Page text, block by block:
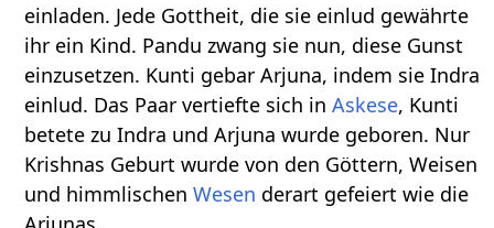
einladen. Jede Gottheit, die sie einlud gewährte
ihr ein Kind. Pandu zwang sie nun, diese Gunst
einzusetzen. Kunti gebar Arjuna, indem sie Indra
einlud. Das Paar vertiefte sich inAskese, Kunti
betete zu Indra und Arjuna wurde geboren. Nur
Krishnas Geburt wurde von den Göttern, Weisen
und himmlischenWesen derart gefeiert wie die